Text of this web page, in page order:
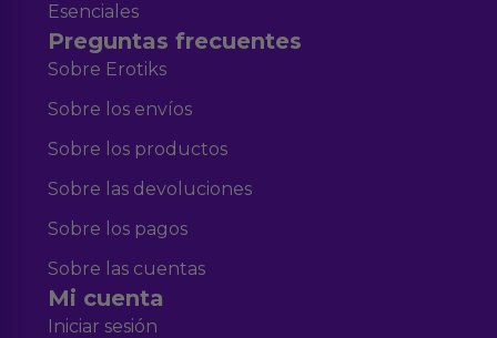
Esenciales
Preguntas frecuentes
Sobre Erotiks
Sobre los envíos
Sobre los productos
Sobre las devoluciones
Sobre los pagos
Sobre las cuentas
Mi cuenta
Iniciar sesión